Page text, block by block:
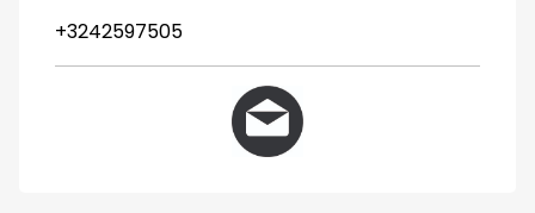
+3242597505